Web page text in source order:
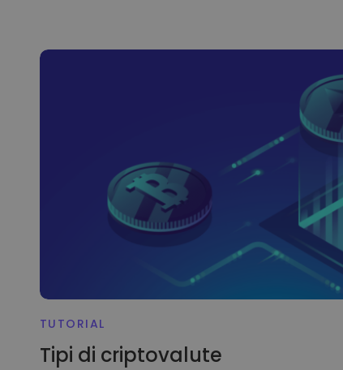
TUTORIAL
Tipi di criptovalute